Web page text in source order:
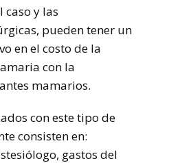
y las
pueden tener un
en el costo de la
con la
mamarios.
con este tipo de
consisten en:
gastos del